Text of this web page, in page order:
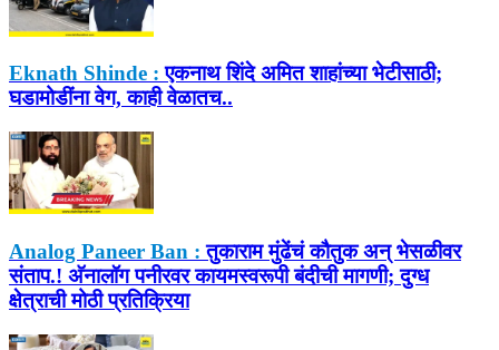
Eknath Shinde : एकनाथ शिंदे अमित शाहांच्या भेटीसाठी;
घडामोडींना वेग, काही वेळातच..
Analog Paneer Ban : तुकाराम मुंढेंचं कौतुक अन् भेसळीवर
संताप.! अ‍ॅनालॉग पनीरवर कायमस्वरूपी बंदीची मागणी; दुग्ध
क्षेत्राची मोठी प्रतिक्रिया